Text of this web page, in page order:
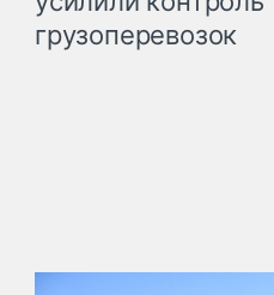
грузоперевозок